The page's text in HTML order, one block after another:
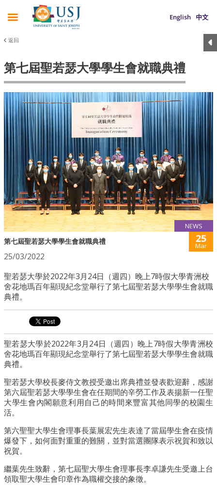
English 中文
返回
第七屆聖若瑟大學學生會就職典禮
NEWS
第七屆聖若瑟大學學生會就職典禮 25
Mar
25/03/2022
聖若瑟大學於2022年3月24日（週四）晚上7時假大學青洲校
舍花地瑪百年顯現紀念堂舉行了第七屆聖若瑟大學學生會就職
典禮。
聖若瑟大學於2022年3月24日（週四）晚上7時假大學青洲校
舍花地瑪百年顯現紀念堂舉行了第七屆聖若瑟大學學生會就職
典禮。
聖若瑟大學校長麥侍文教授受邀出席典禮並發表歡迎辭，感謝
第六屆聖若瑟大學學生會在任期間的辛勞工作及表揚新一任聖
大學生會內閣願意利用自己的時間來豐富其他同學的校園生
活。
第六聖聖大學生會理事長葉展宏先生表達了當屆學生會在疫情
爆發下，如何面對重重的難關，並對當選團隊表示祝賀和致以
祝賀。
繼葉先生致辭，第七屆聖大學生會理事長李卓謙先生受邀上台
領取聖大學生會印章作為職權交接的象徵。